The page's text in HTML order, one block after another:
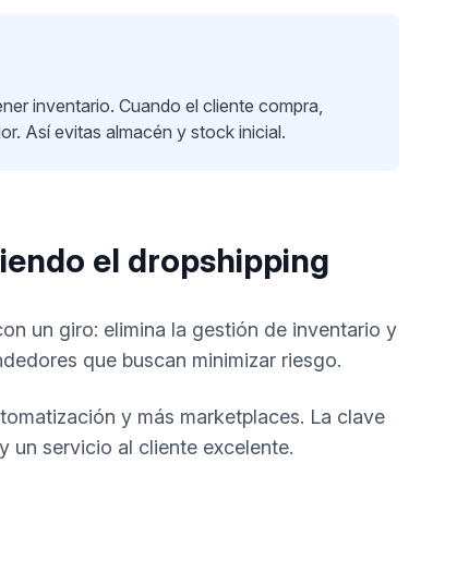
inventario. Cuando el cliente compra,
Así evitas almacén y stock inicial.
el dropshipping
un giro: elimina la gestión de inventario y
que buscan minimizar riesgo.
y más marketplaces. La clave
un servicio al cliente excelente.